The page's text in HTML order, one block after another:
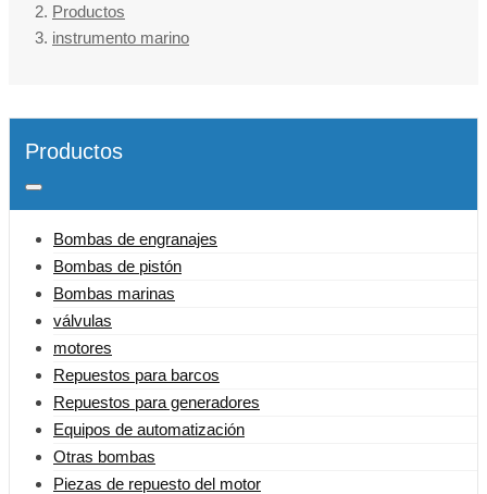
Productos
instrumento marino
Productos
Bombas de engranajes
Bombas de pistón
Bombas marinas
válvulas
motores
Repuestos para barcos
Repuestos para generadores
Equipos de automatización
Otras bombas
Piezas de repuesto del motor